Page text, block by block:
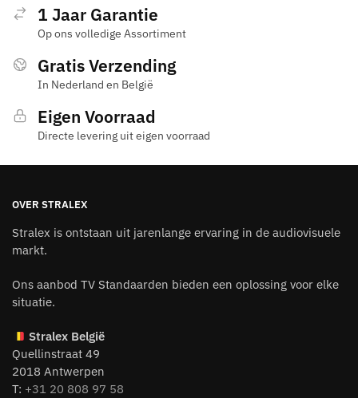
1 Jaar Garantie
Op ons volledige Assortiment
Gratis Verzending
In Nederland en België
Eigen Voorraad
Directe levering uit eigen voorraad
OVER STRALEX
Stralex is ontstaan uit jarenlange ervaring in de audiovisuele
markt.
Ons aanbod TV Standaarden bieden een oplossing voor elke
situatie.
Stralex België
Quellinstraat 49
2018 Antwerpen
T: +31 20 808 97 58